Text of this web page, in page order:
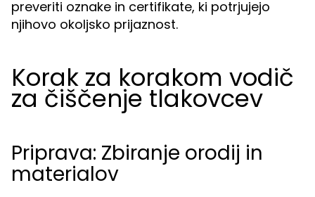
preveriti oznake in certifikate, ki potrjujejo
njihovo okoljsko prijaznost.
Korak za korakom vodič
za čiščenje tlakovcev
Priprava: Zbiranje orodij in
materialov